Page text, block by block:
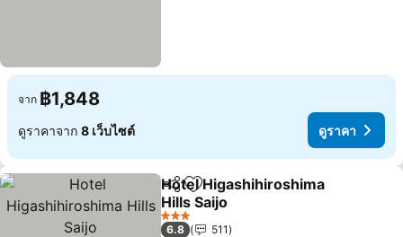
จาก ฿1,848
ดูราคาจาก 8 เว็บไซต์ ดูราคา
แชร์ เพิ่มในรายการโปรด
Hotel Higashihiroshima
Hills Saijo
ดูราคา
3 ดาว
6.8
511